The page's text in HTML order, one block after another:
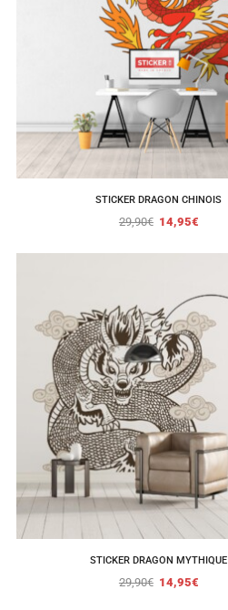
STICKER DRAGON CHINOIS
29,90€ 14,95€
STICKER DRAGON MYTHIQUE
29,90€ 14,95€